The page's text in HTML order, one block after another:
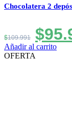
Chocolatera 2
$109.991 El
$
Añadir al carrito
OFERTA